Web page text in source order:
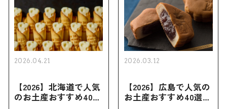
2026.04.21
【2026】北海道で人気
のお土産おすすめ40選
2026.03.12
【2026】広島で人気の
お土産おすすめ40選｜